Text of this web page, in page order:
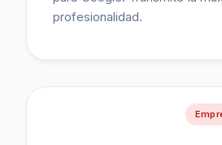
profesionalidad.